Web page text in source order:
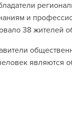
и
38 жителей
являются